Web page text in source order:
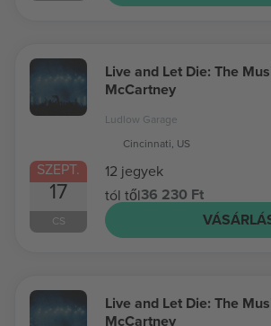
SZEPT.
17
CS
Live and Let Die: The
McCartney
Ludlow Garage
Cincinnati, US
12 jegyek
tól től36 230 Ft
Live and Let Die: The
McCartney